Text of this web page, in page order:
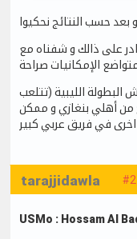
بعد حسب النتائج نحكيوا
على ذالك و شفناه مع
الإمكانيات صراحة
الليبية (تتلعب
من أهلي بنغازي و ممكن
في فريق عربي كبير
tarajjidawla
USMo : Hossam Al